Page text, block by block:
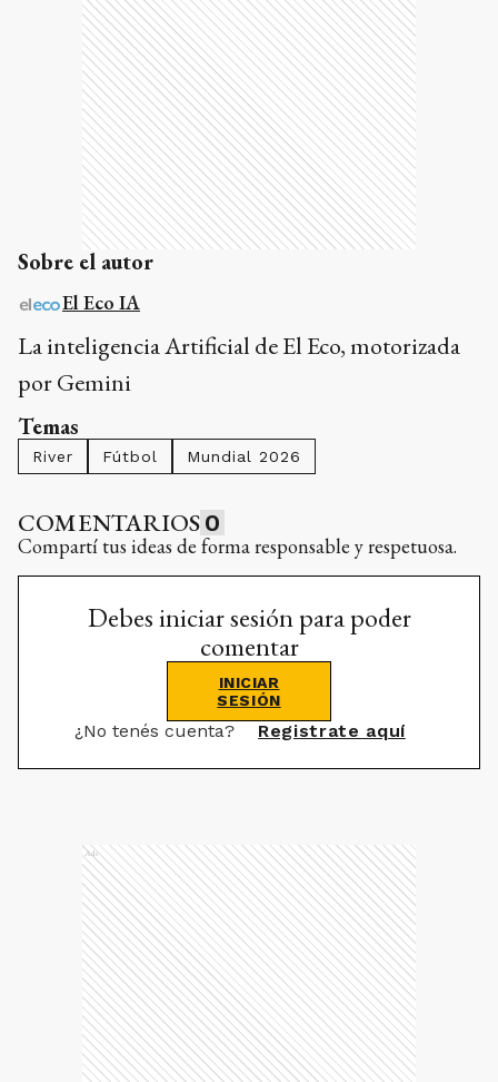
Sobre el autor
El Eco IA
La inteligencia Artificial de El Eco, motorizada
por Gemini
Temas
River Fútbol Mundial 2026
COMENTARIOS 0
Compartí tus ideas de forma responsable y respetuosa.
Debes iniciar sesión para poder
comentar
INICIAR
SESIÓN
¿No tenés cuenta? Registrate aquí
Ads